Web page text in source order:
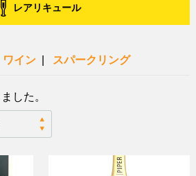
レアリキュール
ワイン スパークリング
した。